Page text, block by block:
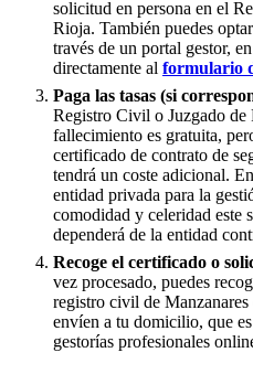
solicitud en persona en el
Rioja. También puedes
través de un portal gestor,
directamente al formulario
Paga las tasas (si
Registro Civil o Juzgado de
fallecimiento es gratuita,
certificado de contrato de
tendrá un coste adicional.
entidad privada para la
comodidad y celeridad este
dependerá de la entidad
Recoge el certificado o
vez procesado, puedes
registro civil de
envíen a tu domicilio, que
gestorías profesionales